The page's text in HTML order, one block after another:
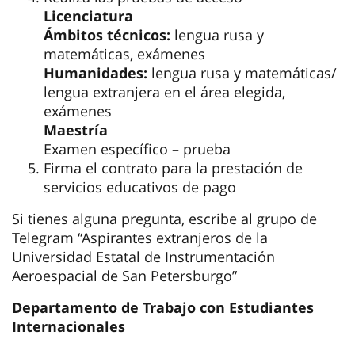
Campaña de admisión
Crea una cuenta personal del alumno
entrante enpriem.guap.ru
Elige un área de formación en tu espacio
personal
Sube el pasaporte, el documento de
educación con traducción notarial al ruso
Realiza las pruebas de acceso
Licenciatura
Ámbitos técnicos:lengua rusa y
matemáticas, exámenes
Humanidades:lengua rusa y matemáticas/
lengua extranjera en el área elegida,
exámenes
Maestría
Examen específico – prueba